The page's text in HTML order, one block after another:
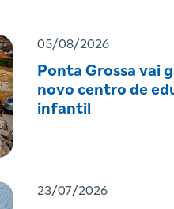
05/08/2026
Ponta Grossa vai
novo centro de
infantil
23/07/2026